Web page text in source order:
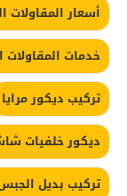
أسعار المقاولات
خدمات
تركيب ديكور مرايا
ديكور خلفيات
تركيب بديل